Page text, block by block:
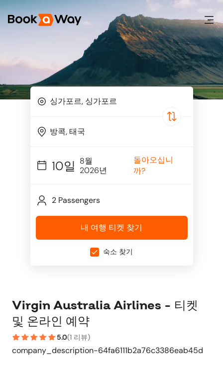
10일 8월
2026년
돌아오십니
까?
2 Passengers
내 여행 티켓 찾기
숙소 찾기
Virgin Australia Airlines - 티켓
및 온라인 예약
5.0(1 리뷰)
company_description-64fa6111b2a76c3386eab45d